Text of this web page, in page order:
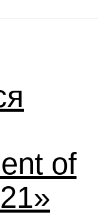
of